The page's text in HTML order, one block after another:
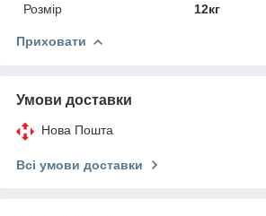
Розмір
12кг
Приховати
Умови доставки
Нова Пошта
Всі умови доставки